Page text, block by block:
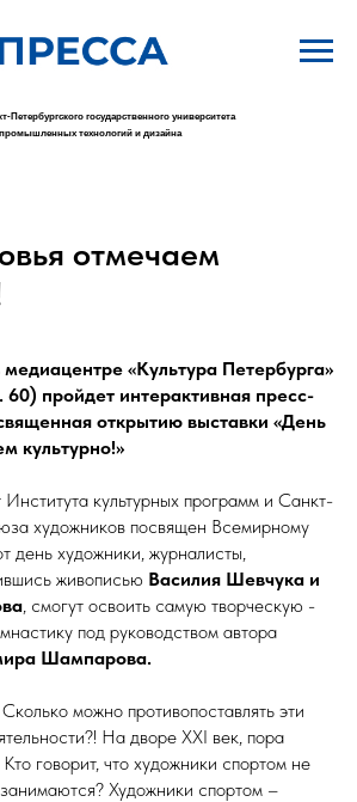
Петербургского государственного университета
промышленных технологий и дизайна
отмечаем
медиацентре «Культура Петербурга»
пройдет интерактивная пресс-
открытию выставки «День
культурно!»
культурных программ и Санкт-
художников посвящен Всемирному
день художники, журналисты,
живописью Василия Шевчука и
, смогут освоить самую творческую -
под руководством автора
Шампарова.
можно противопоставлять эти
На дворе ХХI век, пора
говорит, что художники спортом не
Художники спортом –